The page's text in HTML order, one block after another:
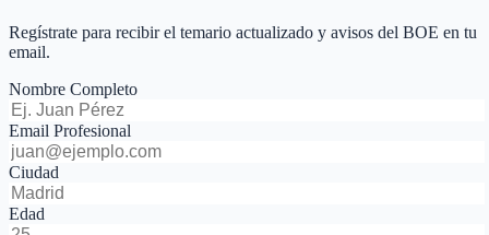
Regístrate para recibir el temario actualizado y avisos del BOE en tu
email.
Nombre Completo
Email Profesional
Ciudad
Edad